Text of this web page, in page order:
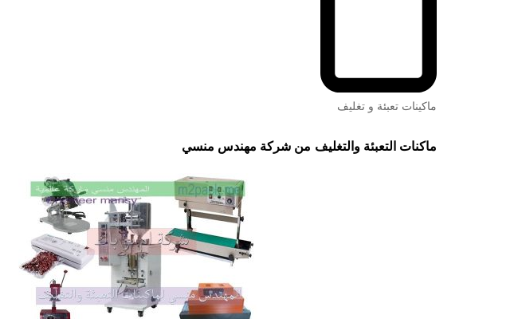
ماكينات تعبئة و تغليف
ماكنات التعبئة والتغليف من شركة مهندس منسي